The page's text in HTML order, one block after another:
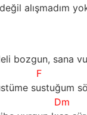
alışmadım
bozgun, sana
F
sustuğum
Dm